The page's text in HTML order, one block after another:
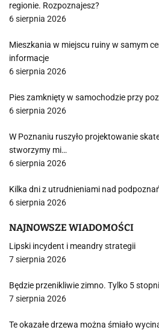
regionie. Rozpoznajesz?
6 sierpnia 2026
Mieszkania w miejscu ruiny w samym
informacje
6 sierpnia 2026
Pies zamknięty w samochodzie przy
6 sierpnia 2026
W Poznaniu ruszyło projektowanie
stworzymy mi…
6 sierpnia 2026
Kilka dni z utrudnieniami nad
6 sierpnia 2026
NAJNOWSZE WIADOMOŚCI
Lipski incydent i meandry strategii
7 sierpnia 2026
Będzie przenikliwie zimno. Tylko 5
7 sierpnia 2026
Te okazałe drzewa można śmiało